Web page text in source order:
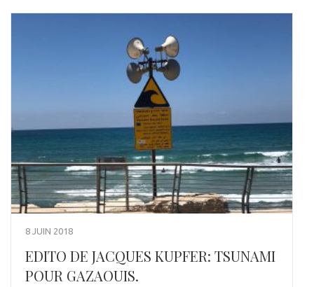
8 JUIN 2018
EDITO DE JACQUES KUPFER: TSUNAMI
POUR GAZAOUIS.